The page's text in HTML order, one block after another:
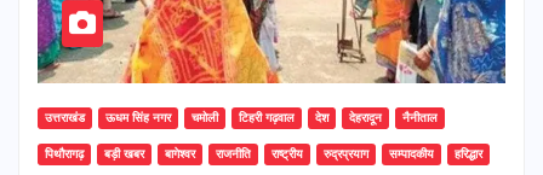
उत्तराखंड ऊधम सिंह नगर चमोली टिहरी गढ़वाल देश देहरादून नैनीताल
पिथौरागढ़ बड़ी खबर बागेश्वर राजनीति राष्ट्रीय रुद्रप्रयाग सम्पादकीय हरिद्धार